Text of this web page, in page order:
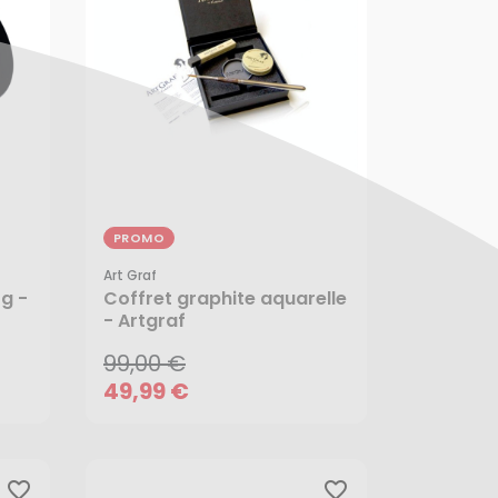
-
PROMO
Art Graf
Coffret graphite aquarelle
- Artgraf
99,00 €
49,99 €
99,00 €
49,99 €
favorite_border favorite_border